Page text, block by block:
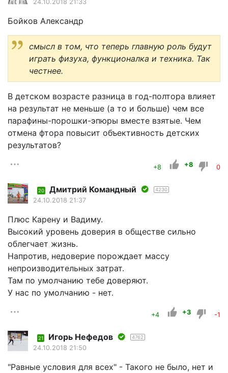
24.10.2018 21:33
Бойков Александр
смысл в том, что теперь главную роль будут
играть физуха, функционалка и техника. Так
честнее.
В детском возрасте разница в год-полтора влияет
на результат не меньше (а то и больше) чем все
парафины-порошки-эпюры вместе взятые. Чем
отмена фтора повысит объективность детских
результатов?
+8 +8 0
20 Дмитрий Командный 4230
24.10.2018 21:37
Плюс Карену и Вадиму.
Высокий уровень доверия в обществе сильно
облегчает жизнь.
Напротив, недоверие порождает массу
непроизводительных затрат.
Там по умолчанию тебе доверяют.
У нас по умолчанию - нет.
+4 +3 -1
21 Игорь Нефедов 4762
24.10.2018 21:50
"Равные условия для всех" - Такого не было, нет и